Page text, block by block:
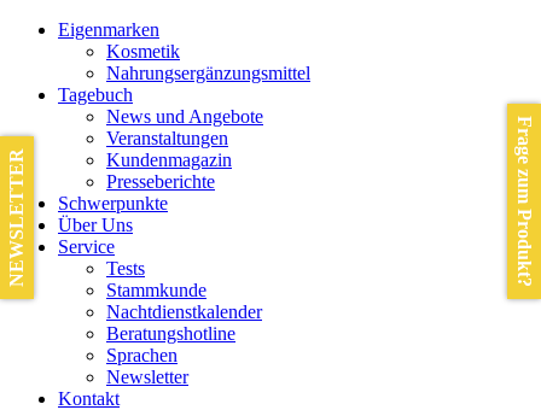
Eigenmarken
Kosmetik
Nahrungsergänzungsmittel
Tagebuch
News und Angebote
Veranstaltungen
Kundenmagazin
Presseberichte
Schwerpunkte
Über Uns
Service
Tests
Stammkunde
Nachtdienstkalender
Beratungshotline
Sprachen
Newsletter
Kontakt
Frage zum Produkt?
NEWSLETTER